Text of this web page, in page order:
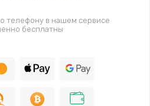
телефону в нашем сервисе
бесплатны